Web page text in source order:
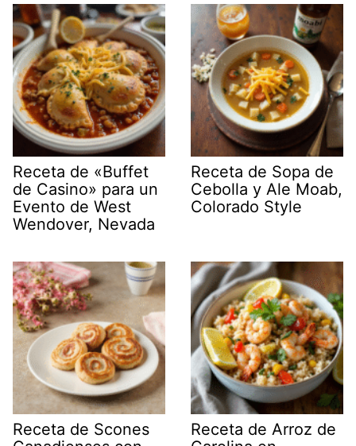
Receta de «Buffet
de Casino» para un
Evento de West
Wendover, Nevada
Receta de Sopa de
Cebolla y Ale Moab,
Colorado Style
Receta de Scones
Receta de Arroz de